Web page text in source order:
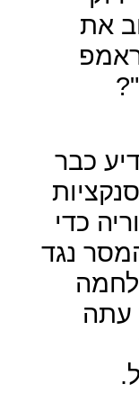
את
כבר
כדי
נגד
עתה